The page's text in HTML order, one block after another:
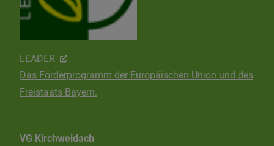
LEADER
Das Förderprogramm der Europäischen Union und des
Freistaats Bayern.
VG Kirchweidach